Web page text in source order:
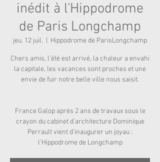
inédit à l'Hippodrome
de Paris Longchamp
jeu. 12 juil. Hippodrome de ParisLongchamp
Chers amis, l’été est arrivé, la chaleur a envahi
la capitale, les vacances sont proches et une
envie de fuir notre belle ville nous saisit.
France Galop après 2 ans de travaux sous le
crayon du cabinet d’architecture Dominique
Perrault vient d’inaugurer un joyau :
l’Hippodrome de Longchamp